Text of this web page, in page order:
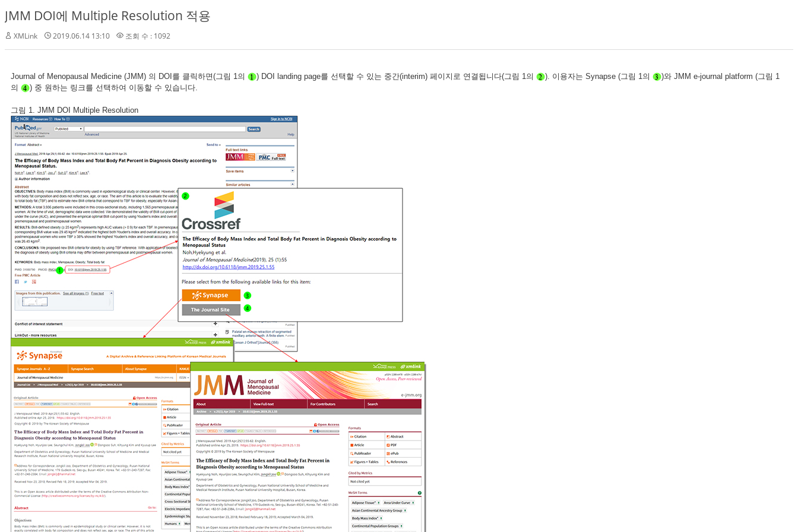
JMM DOI에 Multiple Resolution 적용
XMLink 2019.06.14 13:10 조회 수 : 1092
Journal of Menopausal Medicine (JMM) 의 DOI를 클릭하면(그림 1의 ) DOI landing page를 선택할 수 있는 중간(interim) 페이지로 연결됩니다(그림 1의 ). 이용자는 Synapse (그림 1의 )와 JMM e-journal platform (그림 1
의
) 중 원하는 링크를 선택하여 이동할 수 있습니다.
그림 1. JMM DOI Multiple Resolution